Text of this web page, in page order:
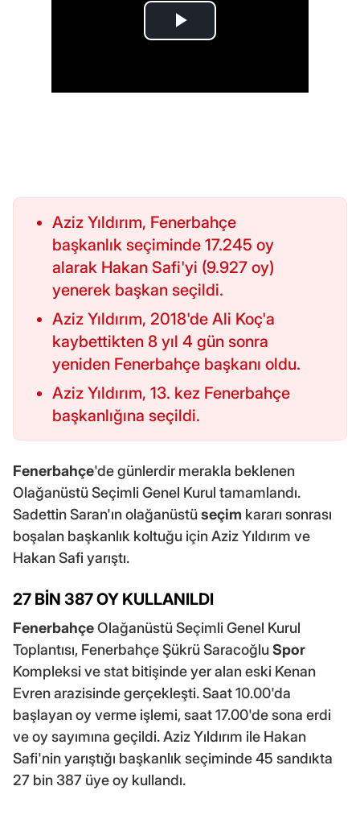
Aziz Yıldırım, Fenerbahçe
başkanlık seçiminde 17.245 oy
alarak Hakan Safi'yi (9.927 oy)
yenerek başkan seçildi.
Aziz Yıldırım, 2018'de Ali Koç'a
kaybettikten 8 yıl 4 gün sonra
yeniden Fenerbahçe başkanı oldu.
Aziz Yıldırım, 13. kez Fenerbahçe
başkanlığına seçildi.
Fenerbahçe'de günlerdir merakla beklenen
Olağanüstü Seçimli Genel Kurul tamamlandı.
Sadettin Saran'ın olağanüstüseçim kararı sonrası
boşalan başkanlık koltuğu için Aziz Yıldırım ve
Hakan Safi yarıştı.
27 BİN 387 OY KULLANILDI
FenerbahçeOlağanüstü Seçimli Genel Kurul
Toplantısı, Fenerbahçe Şükrü SaracoğluSpor
Kompleksi ve stat bitişinde yer alan eski Kenan
Evren arazisinde gerçekleşti. Saat 10.00'da
başlayan oy verme işlemi, saat 17.00'de sona erdi
ve oy sayımına geçildi. Aziz Yıldırım ile Hakan
Safi'nin yarıştığı başkanlık seçiminde 45 sandıkta
27 bin 387 üye oy kullandı.